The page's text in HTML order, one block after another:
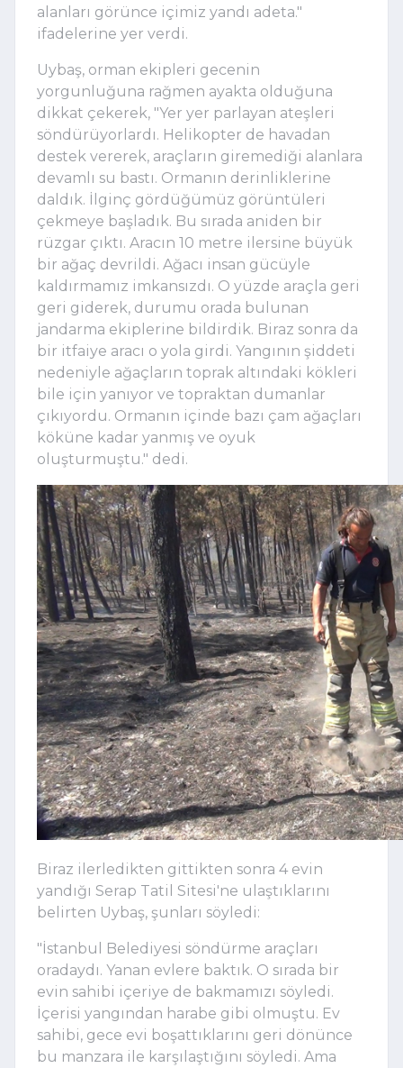
alanları görünce içimiz yandı adeta."
ifadelerine yer verdi.
Uybaş, orman ekipleri gecenin
yorgunluğuna rağmen ayakta olduğuna
dikkat çekerek, "Yer yer parlayan ateşleri
söndürüyorlardı. Helikopter de havadan
destek vererek, araçların giremediği alanlara
devamlı su bastı. Ormanın derinliklerine
daldık. İlginç gördüğümüz görüntüleri
çekmeye başladık. Bu sırada aniden bir
rüzgar çıktı. Aracın 10 metre ilersine büyük
bir ağaç devrildi. Ağacı insan gücüyle
kaldırmamız imkansızdı. O yüzde araçla geri
geri giderek, durumu orada bulunan
jandarma ekiplerine bildirdik. Biraz sonra da
bir itfaiye aracı o yola girdi. Yangının şiddeti
nedeniyle ağaçların toprak altındaki kökleri
bile için yanıyor ve topraktan dumanlar
çıkıyordu. Ormanın içinde bazı çam ağaçları
köküne kadar yanmış ve oyuk
oluşturmuştu." dedi.
Biraz ilerledikten gittikten sonra 4 evin
yandığı Serap Tatil Sitesi'ne ulaştıklarını
belirten Uybaş, şunları söyledi:
"İstanbul Belediyesi söndürme araçları
oradaydı. Yanan evlere baktık. O sırada bir
evin sahibi içeriye de bakmamızı söyledi.
İçerisi yangından harabe gibi olmuştu. Ev
sahibi, gece evi boşattıklarını geri dönünce
bu manzara ile karşılaştığını söyledi. Ama